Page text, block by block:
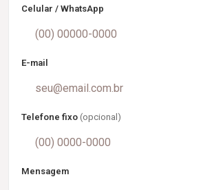
Celular / WhatsApp
E-mail
Telefone fixo (opcional)
Mensagem